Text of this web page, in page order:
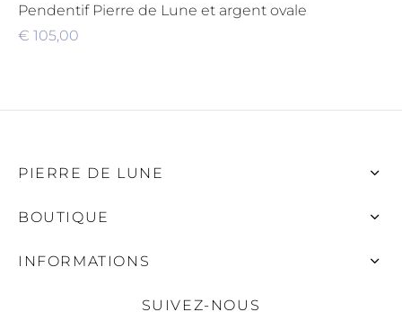
Pendentif Pierre de Lune et argent ovale
€ 105,00
PIERRE DE LUNE
BOUTIQUE
INFORMATIONS
SUIVEZ-NOUS